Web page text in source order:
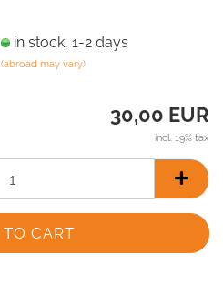
in stock, 1-2 days
(abroad may vary)
30,00 EUR
incl. 19% tax